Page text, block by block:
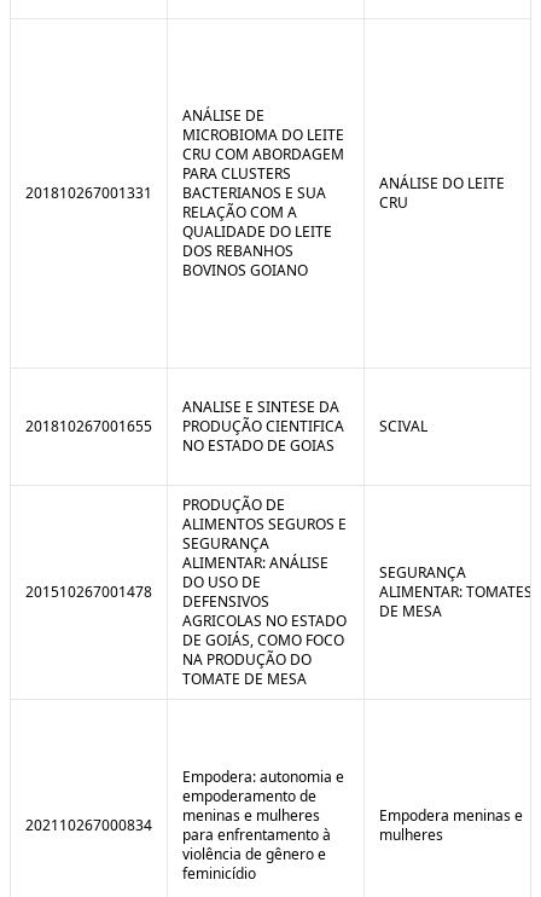
201810267001331
ANÁLISE DE
MICROBIOMA DO LEITE
CRU COM ABORDAGEM
PARA CLUSTERS
BACTERIANOS E SUA
RELAÇÃO COM A
QUALIDADE DO LEITE
DOS REBANHOS
BOVINOS GOIANO
ANÁLISE DO LEITE
CRU
201810267001655
ANALISE E SINTESE DA
PRODUÇÃO CIENTIFICA
NO ESTADO DE GOIAS
SCIVAL
201510267001478
PRODUÇÃO DE
ALIMENTOS SEGUROS E
SEGURANÇA
ALIMENTAR: ANÁLISE
DO USO DE
DEFENSIVOS
AGRICOLAS NO ESTADO
DE GOIÁS, COMO FOCO
NA PRODUÇÃO DO
TOMATE DE MESA
SEGURANÇA
ALIMENTAR: TOMATES
DE MESA
202110267000834
Empodera: autonomia e
empoderamento de
meninas e mulheres
para enfrentamento à
violência de gênero e
feminicídio
Empodera meninas e
mulheres